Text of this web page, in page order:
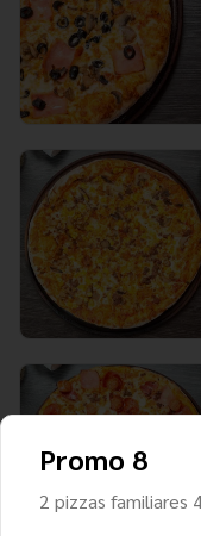
Promo 8
2 pizzas familiares